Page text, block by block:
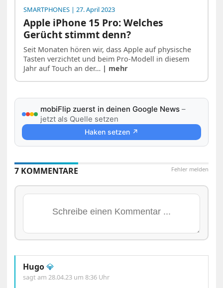
SMARTPHONES | 27. April 2023
Apple iPhone 15 Pro: Welches
Gerücht stimmt denn?
Seit Monaten hören wir, dass Apple auf physische
Tasten verzichtet und beim Pro-Modell in diesem
Jahr auf Touch an der… | mehr
mobiFlip zuerst in deinen Google News –
jetzt als Quelle setzen
Haken setzen ↗
Fehler melden
7 KOMMENTARE
Hugo💎
sagt am28.04.23 um 8:36 Uhr